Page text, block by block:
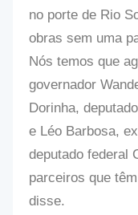
no porte de Rio
obras sem uma
Nós temos que
governador
Dorinha,
e Léo Barbosa,
deputado federal
parceiros que
disse.